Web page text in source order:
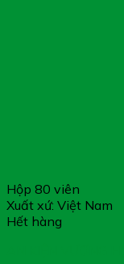
Hộp 80 viên
Xuất xứ: Việt Nam
Hết hàng